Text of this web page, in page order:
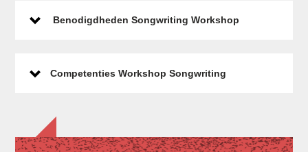
Benodigdheden Songwriting Workshop
Competenties Workshop Songwriting